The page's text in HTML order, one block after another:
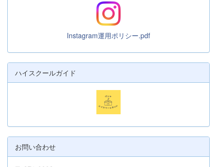
Instagram運用ポリシー.pdf
ハイスクールガイド
お問い合わせ